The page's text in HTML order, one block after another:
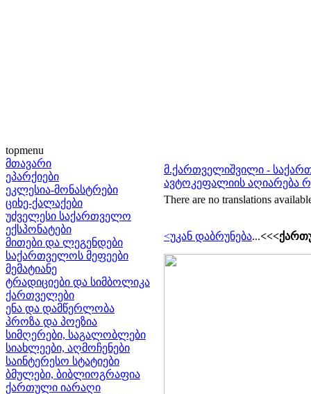
topmenu
მთავარი
ეპარქიები
ეკლესია-მონასტრები
ციხე-ქალაქები
უძველესი საქართველო
ექსპონატები
მითები და ლეგენდები
საქართველოს მეფეები
მემატიანე
ტრადიციები და სიმბოლიკა
ქართველები
ენა და დამწერლობა
პროზა და პოეზია
სიმღერები, საგალობლები
სიახლეები, აღმოჩენები
საინტერესო სტატიები
ბმულები, ბიბლიოგრაფია
ქართული იარაღი
მ.ქართველიშვილი -
ავტოკეფალიის აღიარება
There are no translations
<უკან დაბრუნება...